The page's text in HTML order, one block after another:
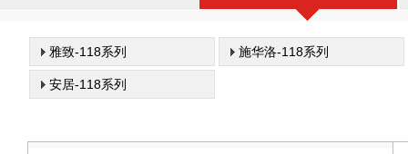
雅致-118系列 施华洛-118系列
安居-118系列